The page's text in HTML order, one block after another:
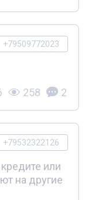
+79509772023
258 2
+79532322126
или
на другие